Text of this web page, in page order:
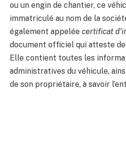
ou un engin de chantier, ce
immatriculé au nom de la
également appelée certificat
document officiel qui atteste
Elle contient toutes les
administratives du véhicule,
de son propriétaire, à savoir